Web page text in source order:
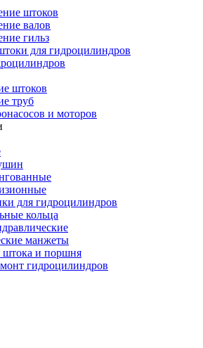
штоков
валов
гильз
для гидроцилиндров
штоков
труб
и моторов
для гидроцилиндров
кольца
манжеты
штока и поршня
гидроцилиндров